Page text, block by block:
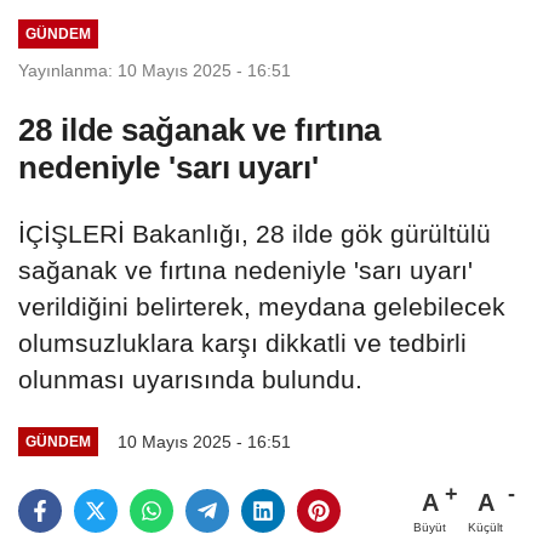
GÜNDEM
Yayınlanma: 10 Mayıs 2025 - 16:51
28 ilde sağanak ve fırtına
nedeniyle 'sarı uyarı'
İÇİŞLERİ Bakanlığı, 28 ilde gök gürültülü
sağanak ve fırtına nedeniyle 'sarı uyarı'
verildiğini belirterek, meydana gelebilecek
olumsuzluklara karşı dikkatli ve tedbirli
olunması uyarısında bulundu.
GÜNDEM 10 Mayıs 2025 - 16:51
A
Büyüt
A
Küçült